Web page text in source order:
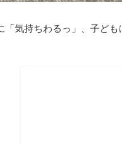
「気持ちわるっ」、子ども